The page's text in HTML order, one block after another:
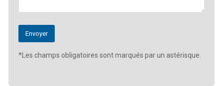
*Les champs obligatoires sont marqués par un astérisque.